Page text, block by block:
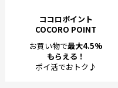
ココロポイント
COCORO POINT
お買い物で最大4.5%
もらえる！
ポイ活でおトク♪